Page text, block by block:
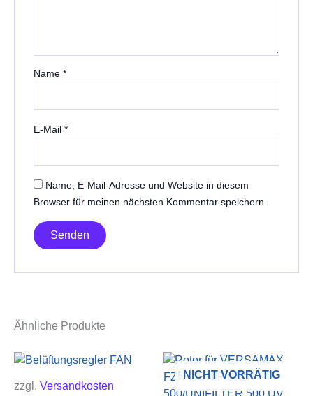
Name *
E-Mail *
Name, E-Mail-Adresse und Website in diesem
Browser für meinen nächsten Kommentar speichern.
Ähnliche Produkte
zzgl. Versandkosten
NICHT VORRÄTIG